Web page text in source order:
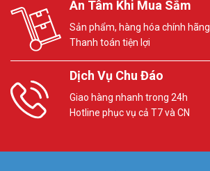
An Tâm Khi Mua Sắm
Sản phẩm, hàng hóa chính hãng
Thanh toán tiện lợi
Dịch Vụ Chu Đáo
Giao hàng nhanh trong 24h
Hotline phục vụ cả T7 và CN